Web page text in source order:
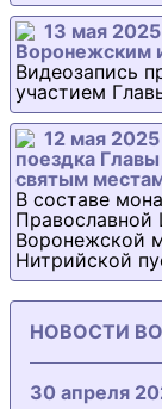
13 мая
Воронежским
Видеозапись
участием
12 мая
поездка
святым
В составе
Православной
Воронежской
Нитрийской
НОВОСТИ
30 апреля